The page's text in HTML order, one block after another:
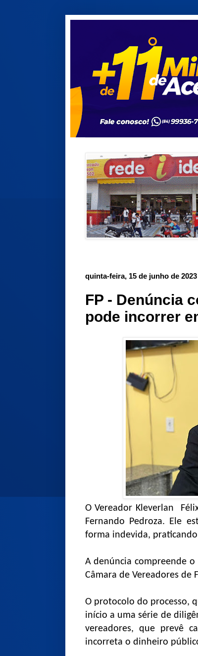
quinta-feira, 15 de junho de 2023
FP - Denúncia
pode incorrer
O Vereador Kleverlan
Fernando Pedroza. Ele
forma indevida,
A denúncia compreende
Câmara de Vereadores de
O protocolo do processo,
início a uma série de
vereadores, que prevê
incorreta o dinheiro